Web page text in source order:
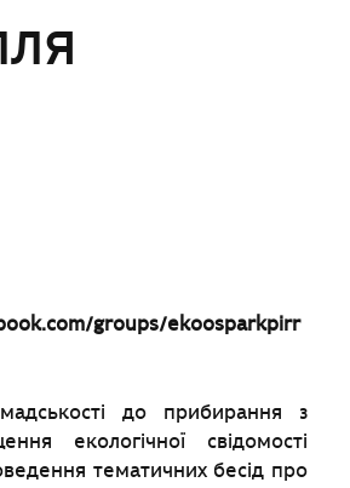
groups/ekoosparkpirr
до прибирання з
екологічної свідомості
тематичних бесід про